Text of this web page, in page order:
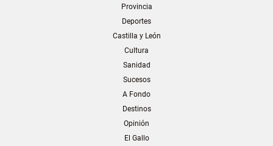
Provincia
Deportes
Castilla y León
Cultura
Sanidad
Sucesos
A Fondo
Destinos
Opinión
El Gallo